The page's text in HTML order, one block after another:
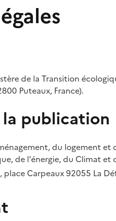
de la Transition
Puteaux, France).
publication
du logement
de l'énergie, du Climat et
place Carpeaux 92055 La